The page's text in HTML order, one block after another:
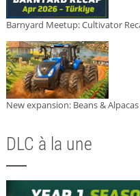
Barnyard Meetup: Cultivator
New expansion: Beans &
DLC à la une